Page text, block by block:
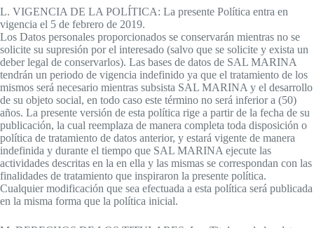
L. VIGENCIA DE LA POLÍTICA: La presente Política entra en
vigencia el 5 de febrero de 2019.
Los Datos personales proporcionados se conservarán mientras no se
solicite su supresión por el interesado (salvo que se solicite y exista un
deber legal de conservarlos). Las bases de datos de SAL MARINA
tendrán un periodo de vigencia indefinido ya que el tratamiento de los
mismos será necesario mientras subsista SAL MARINA y el desarrollo
de su objeto social, en todo caso este término no será inferior a (50)
años. La presente versión de esta política rige a partir de la fecha de su
publicación, la cual reemplaza de manera completa toda disposición o
política de tratamiento de datos anterior, y estará vigente de manera
indefinida y durante el tiempo que SAL MARINA ejecute las
actividades descritas en la en ella y las mismas se correspondan con las
finalidades de tratamiento que inspiraron la presente política.
Cualquier modificación que sea efectuada a esta política será publicada
en la misma forma que la política inicial.